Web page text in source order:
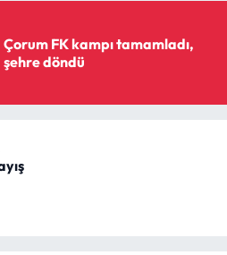
Çorum FK kampı tamamladı,
şehre döndü